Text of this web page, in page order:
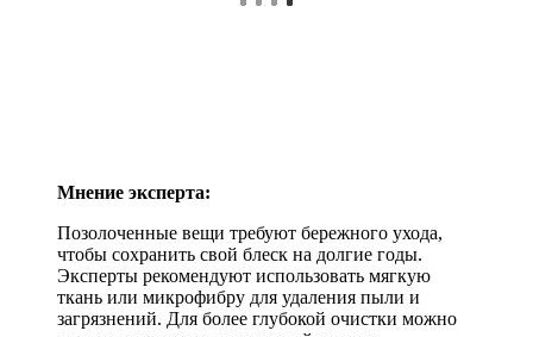
Мнение эксперта:
Позолоченные вещи требуют бережного ухода,
чтобы сохранить свой блеск на долгие годы.
Эксперты рекомендуют использовать мягкую
ткань или микрофибру для удаления пыли и
загрязнений. Для более глубокой очистки можно